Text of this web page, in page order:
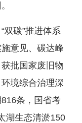
碳”推进体系
意见、碳达峰
批国家废旧物
境综合治理深
条，国省考
湖生态清淤150